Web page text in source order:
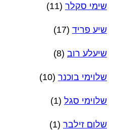
שימי סקלר (11)
שיע פריד (17)
שיעלע רוב (8)
שלוימי בוכנר (10)
שלוימי סגל (1)
שלום זילבר (1)